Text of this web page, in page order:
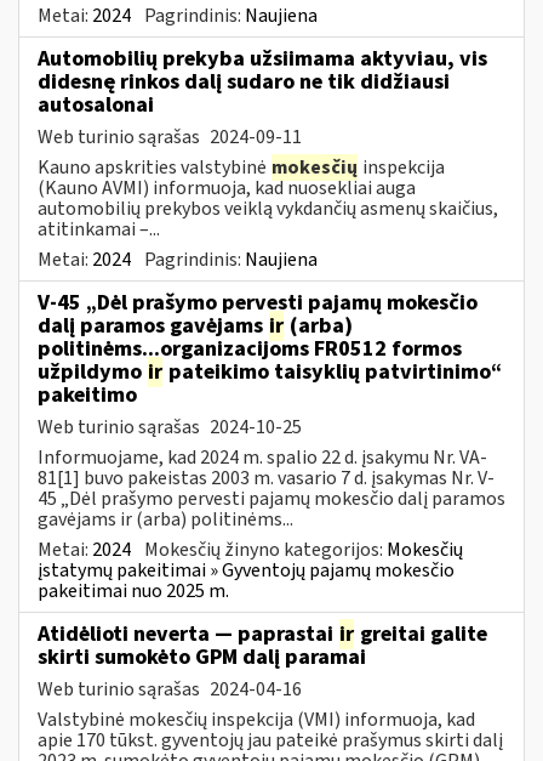
Metai: 2024 Pagrindinis: Naujiena
Automobilių prekyba užsiimama aktyviau, vis
didesnę rinkos dalį sudaro ne tik didžiausi
autosalonai
Web turinio sąrašas 2024-09-11
Kauno apskrities valstybinė mokesčių inspekcija
(Kauno AVMI) informuoja, kad nuosekliai auga
automobilių prekybos veiklą vykdančių asmenų skaičius,
atitinkamai –...
Metai: 2024 Pagrindinis: Naujiena
V-45 „Dėl prašymo pervesti pajamų mokesčio
dalį paramos gavėjams ir (arba)
politinėms...organizacijoms FR0512 formos
užpildymo ir pateikimo taisyklių patvirtinimo“
pakeitimo
Web turinio sąrašas 2024-10-25
Informuojame, kad 2024 m. spalio 22 d. įsakymu Nr. VA-
81[1] buvo pakeistas 2003 m. vasario 7 d. įsakymas Nr. V-
45 „Dėl prašymo pervesti pajamų mokesčio dalį paramos
gavėjams ir (arba) politinėms...
Metai: 2024 Mokesčių žinyno kategorijos: Mokesčių
įstatymų pakeitimai » Gyventojų pajamų mokesčio
pakeitimai nuo 2025 m.
Atidėlioti neverta — paprastai ir greitai galite
skirti sumokėto GPM dalį paramai
Web turinio sąrašas 2024-04-16
Valstybinė mokesčių inspekcija (VMI) informuoja, kad
apie 170 tūkst. gyventojų jau pateikė prašymus skirti dalį